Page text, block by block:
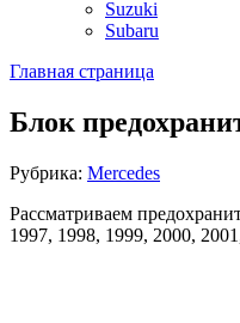
Suzuki
Subaru
Главная страница
Блок
Рубрика: Mercedes
Рассматриваем
1997, 1998, 1999, 2000,